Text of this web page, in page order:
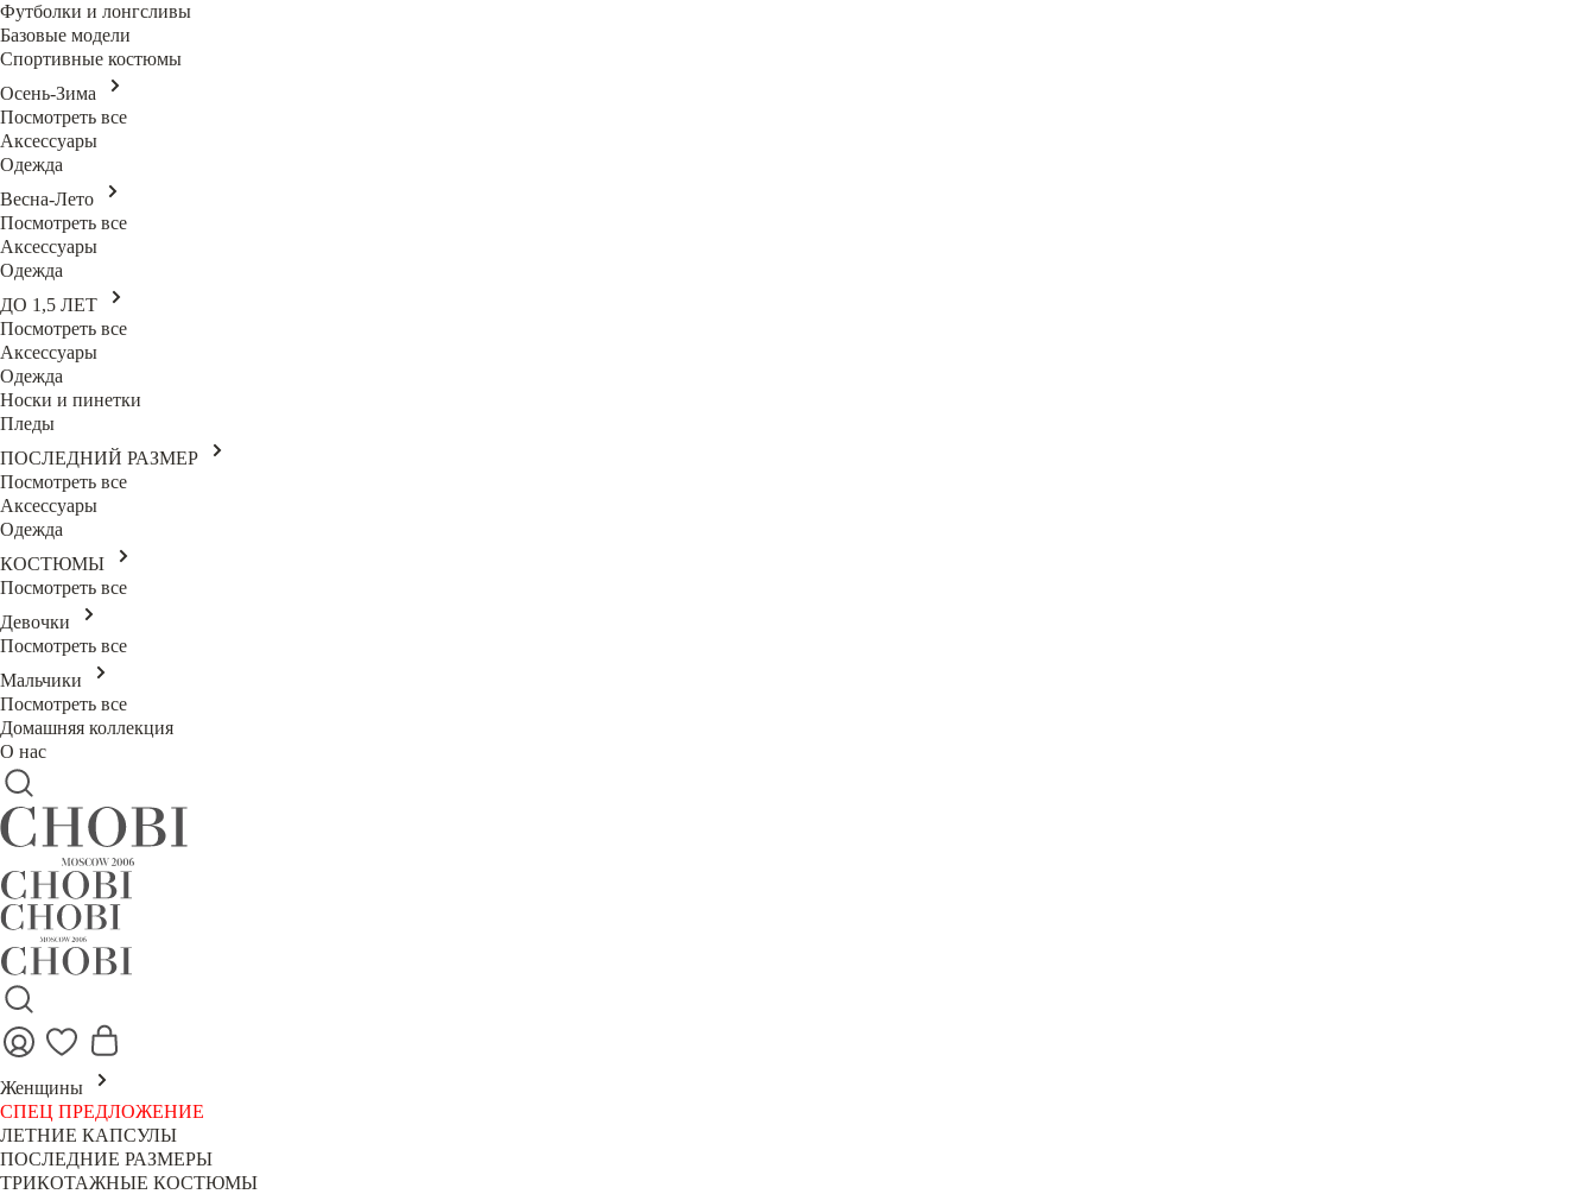
Футболки и лонгсливы
Базовые модели
Спортивные костюмы
Осень-Зима
Посмотреть все
Аксессуары
Одежда
Весна-Лето
Посмотреть все
Аксессуары
Одежда
ДО 1,5 ЛЕТ
Посмотреть все
Аксессуары
Одежда
Носки и пинетки
Пледы
ПОСЛЕДНИЙ РАЗМЕР
Посмотреть все
Аксессуары
Одежда
КОСТЮМЫ
Посмотреть все
Девочки
Посмотреть все
Мальчики
Посмотреть все
Домашняя коллекция
О нас
Женщины
СПЕЦ ПРЕДЛОЖЕНИЕ
ЛЕТНИЕ КАПСУЛЫ
ПОСЛЕДНИЕ РАЗМЕРЫ
ТРИКОТАЖНЫЕ КОСТЮМЫ